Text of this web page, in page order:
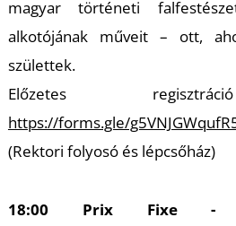
magyar történeti
alkotójának műveit – ott,
születtek.
Előzetes
https://forms.gle/
(Rektori folyosó és lépcsőház)
18:00 Prix Fixe -